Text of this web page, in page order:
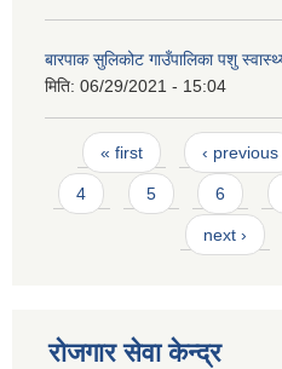
बारपाक सुलिकोट गाउँपालिका पशु
मिति: 06/29/2021 - 15:04
Pages
« first ‹ previous
4 5 6
next ›
रोजगार सेवा केन्द्र